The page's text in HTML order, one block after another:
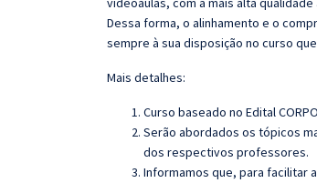
Dessa forma, o alinhamento e o
sempre à sua disposição no curso
Mais detalhes:
Curso baseado no Edital CORPO
Serão abordados os tópicos
dos respectivos professores.
Informamos que, para facilitar